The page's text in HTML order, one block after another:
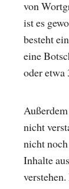
von
ist es
besteht
eine
oder etwa
nicht
nicht
Inhalte